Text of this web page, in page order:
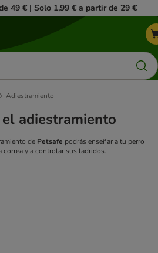
49 € | Solo 1,99 € a partir de 29 €
Adiestramiento
adiestramiento
de Petsafe podrás enseñar a tu perro
y a controlar sus ladridos.